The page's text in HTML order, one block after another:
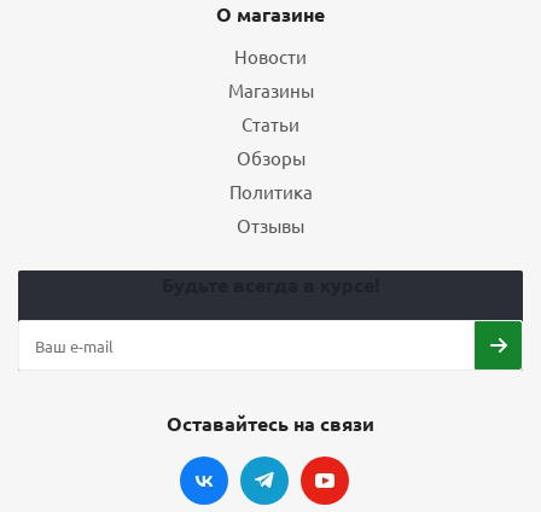
О магазине
Новости
Магазины
Статьи
Обзоры
Политика
Отзывы
Оставайтесь на связи